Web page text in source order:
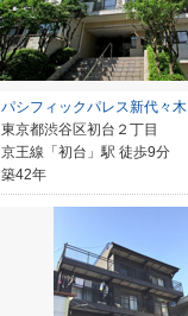
パシフィックパレス新代々木
東京都渋谷区初台２丁目
京王線「初台」駅 徒歩9分
築42年